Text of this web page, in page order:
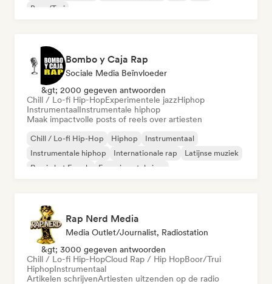
Boor/Trui
Bombo y Caja Rap
Sociale Media Beïnvloeder
&gt; 2000 gegeven antwoorden
Chill / Lo-fi Hip-HopExperimentele jazzHiphop
InstrumentaalInstrumentale hiphop
Maak impactvolle posts of reels over artiesten
Chill / Lo-fi Hip-Hop Hiphop
Instrumentaal
Instrumentale hiphop
Internationale rap
Latijnse muziek
Rap in het Engels
Experimentele jazz
Rap Nerd Media
Media Outlet/Journalist, Radiostation
&gt; 3000 gegeven antwoorden
Chill / Lo-fi Hip-HopCloud Rap / Hip HopBoor/Trui
HiphopInstrumentaal
Artikelen schrijvenArtiesten uitzenden op de radio